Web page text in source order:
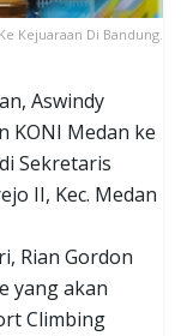
Kejuaraan Di Bandung.
Aswindy
KONI Medan ke
Sekretaris
II, Kec. Medan
Rian Gordon
yang akan
Climbing